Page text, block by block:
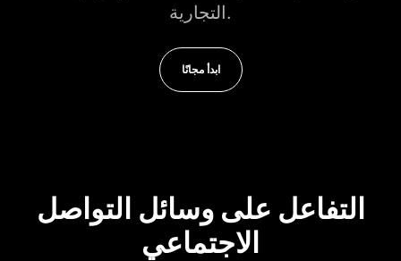
التجارية.
ابدأ مجانًا
التفاعل على وسائل التواصل
الاجتماعي